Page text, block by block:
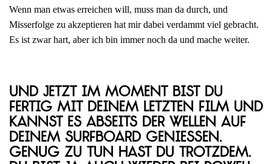
Wenn man etwas erreichen will, muss man da durch, und
Misserfolge zu akzeptieren hat mir dabei verdammt viel gebracht.
Es ist zwar hart, aber ich bin immer noch da und mache weiter.
Und jetzt im Moment bist du
fertig mit deinem letzten Film und
kannst es abseits der Wellen auf
deinem Surfboard genießen.
Genug zu tun hast du trotzdem.